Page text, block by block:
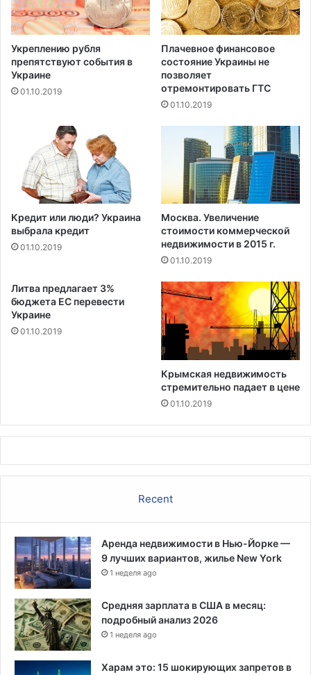
Укреплению рубля
препятствуют события в
Украине
01.10.2019
Плачевное финансовое
состояние Украины не
позволяет
отремонтировать ГТС
01.10.2019
Кредит или люди? Украина
выбрала кредит
01.10.2019
Москва. Увеличение
стоимости коммерческой
недвижимости в 2015 г.
01.10.2019
Литва предлагает 3%
бюджета ЕС перевести
Украине
01.10.2019
Крымская недвижимость
стремительно падает в цене
01.10.2019
Recent
Аренда недвижимости в Нью-Йорке —
9 лучших вариантов, жилье New York
1 неделя ago
Средняя зарплата в США в месяц:
подробный анализ 2026
1 неделя ago
Харам это: 15 шокирующих запретов в